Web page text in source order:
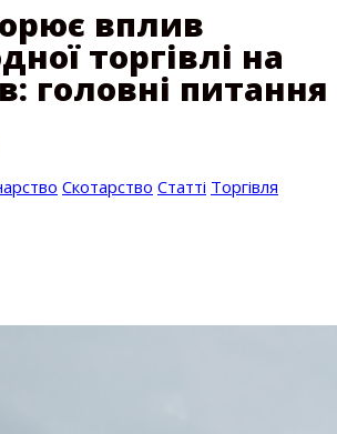
вплив
торгівлі на
головні питання
Скотарство Статті Торгівля